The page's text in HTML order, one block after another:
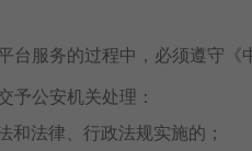
台服务的过程中，必须遵守
予公安机关处理：
和法律、行政法规实施的；